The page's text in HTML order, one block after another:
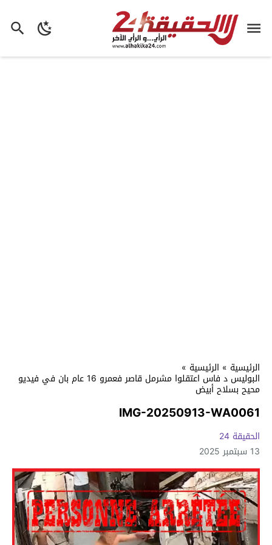
الرئيسية » الرئيسية »
البوليس د فاس اعتقلوا مشرمل قاصر فعمرو 16 عام بان في فيديو
محيح بسلاح أبيض
IMG-20250913-WA0061
الحقيقة 24
13 سبتمبر 2025